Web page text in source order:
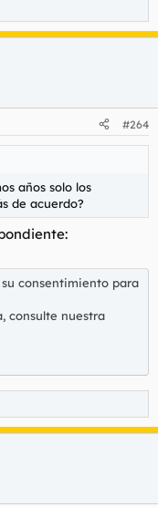
#264
años solo los
de acuerdo?
consentimiento para
consulte nuestra